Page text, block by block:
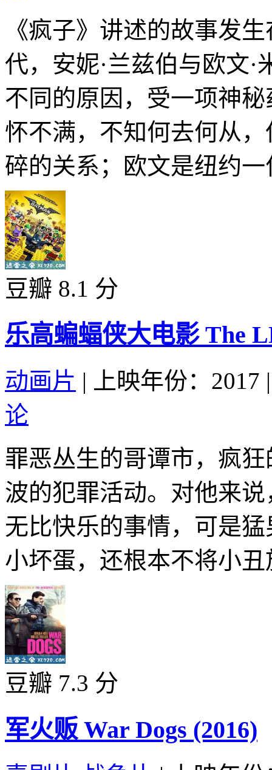
《疯子》讲述的故事发
代，安妮·兰兹伯与欧文
不同的原因，受一项神
怀不满，不知何去何从
碎的关系；欧文是纽约
豆瓣 8.1 分
乐高蝙蝠侠大电影 The
动画片 | 上映年份：2017 |
论
罪恶丛生的哥谭市，疯
波的犯罪活动。对他来
无比快乐的事情，可是
小坏蛋，还根本不将小
豆瓣 7.3 分
军火贩 War Dogs (2016)